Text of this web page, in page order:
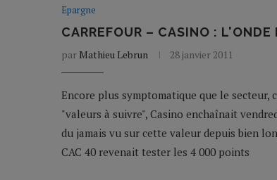
Epargne
CARREFOUR – CASINO :
par Mathieu Lebrun 28 janvier 2011
Encore plus symptomatique que le secteur,
"valeurs à suivre", Casino enchaînait
du jamais vu sur cette valeur depuis bien
CAC 40 revenait tester les 4 000 points